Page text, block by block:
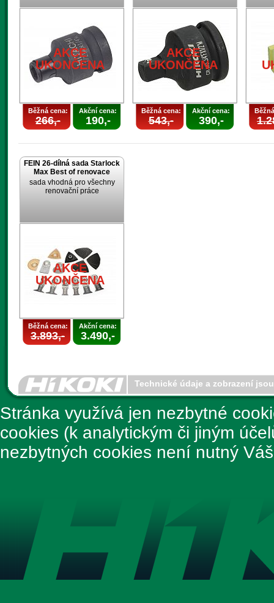
AKCE
UKONČENA
Běžná cena:
266,-
Akční cena:
190,-
AKCE
UKONČENA
Běžná cena:
543,-
Akční cena:
390,-
FEIN 26-dílná sada Starlock
Max Best of renovace
sada vhodná pro všechny
renovační práce
AKCE
UKONČENA
Běžná cena:
3.893,-
Akční cena:
3.490,-
Technické údaje a zobrazení
Stránka využívá jen nezbytné
cookies (k analytickým či jiným
nezbytných cookies není nutný